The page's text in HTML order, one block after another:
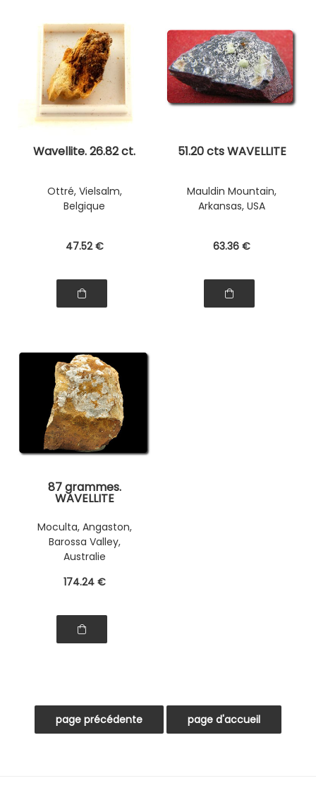
Wavellite. 26.82 ct.
Ottré, Vielsalm,
Belgique
47.52 €
51.20 cts WAVELLITE
Mauldin Mountain,
Arkansas, USA
63.36 €
87 grammes.
WAVELLITE
Moculta, Angaston,
Barossa Valley,
Australie
174.24 €